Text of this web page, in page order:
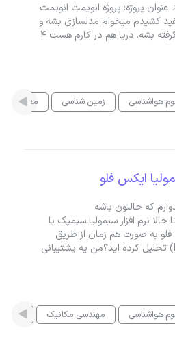
پروژه: 109328 📌 عنوان پروژه: پروژه انویمت انویمت
کشیدم میخوام مدلسازی بشه و
تمام خروجی های هم گرفته بشه. دریا هم در کارم هست 4
هواشناسی زمین شناسی معماری
که حالتون باشه
نرم افزار سیمولیا سیمپک با
فلو به صورت هم زمان از طریق
CSE مربوط میشه (FSI) تحلیل کرده اید؟من یه پشتیبانی
هواشناسی مهندسی مکانیک شبیه